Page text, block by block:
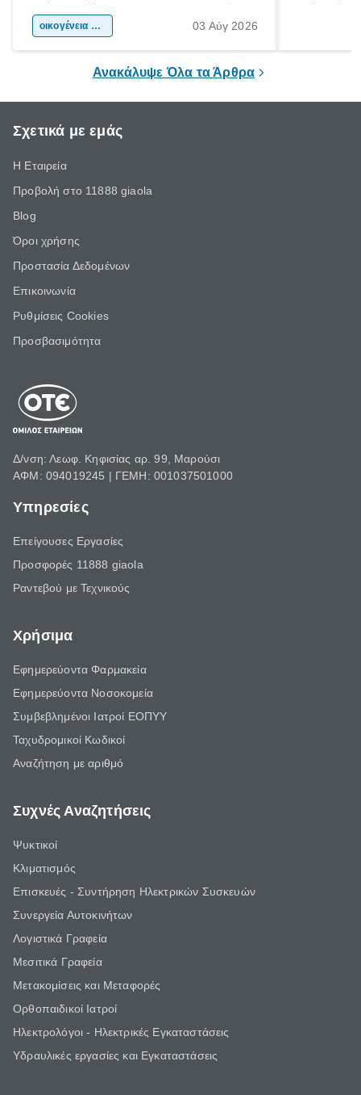
χώρας. Είτε πρόκειται για λίγες μέρες
οικογένεια & παιδί 03 Αύγ 2026
Ανακάλυψε Όλα τα Άρθρα
Σχετικά με εμάς
Η Εταιρεία
Προβολή στο 11888 giaola
Blog
Όροι χρήσης
Προστασία Δεδομένων
Επικοινωνία
Ρυθμίσεις Cookies
Προσβασιμότητα
Δ/νση: Λεωφ. Κηφισίας αρ. 99, Μαρούσι
ΑΦΜ: 094019245 | ΓΕΜΗ: 001037501000
Υπηρεσίες
Επείγουσες Εργασίες
Προσφορές 11888 giaola
Ραντεβού με Τεχνικούς
Χρήσιμα
Εφημερεύοντα Φαρμακεία
Εφημερεύοντα Νοσοκομεία
Συμβεβλημένοι Ιατροί ΕΟΠΥΥ
Ταχυδρομικοί Κωδικοί
Αναζήτηση με αριθμό
Συχνές Αναζητήσεις
Ψυκτικοί
Κλιματισμός
Επισκευές - Συντήρηση Ηλεκτρικών Συσκευών
Συνεργεία Αυτοκινήτων
Λογιστικά Γραφεία
Μεσιτικά Γραφεία
Μετακομίσεις και Μεταφορές
Ορθοπαιδικοί Ιατροί
Ηλεκτρολόγοι - Ηλεκτρικές Εγκαταστάσεις
Υδραυλικές εργασίες και Εγκαταστάσεις